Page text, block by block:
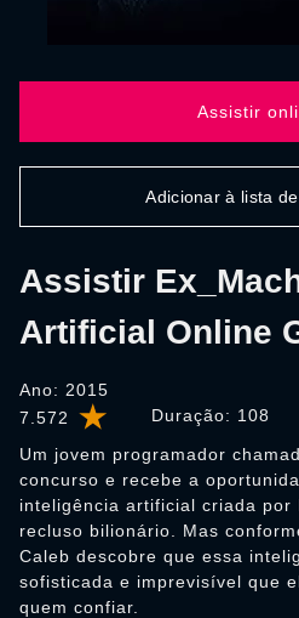
7.572 Duração: 108
Assistir
Artificial Online
Ano: 2015
Um jovem programador
concurso e recebe a
inteligência artificial criada por
recluso bilionário. Mas
Caleb descobre que essa
sofisticada e imprevisível que
quem confiar.
Assistir
Adicionar à lista